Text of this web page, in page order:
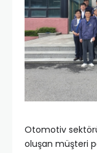
Otomotiv
oluşan müşteri